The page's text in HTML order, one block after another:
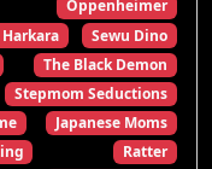
Oppenheimer
Harkara
Sewu Dino
The Black Demon
Stepmom Seductions
Japanese Moms
Ratter